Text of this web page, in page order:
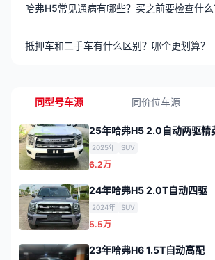
哈弗H5常见通病有哪些？买之前要检查什么
抵押车和二手车有什么区别？哪个更划算？
同型号车源 同价位车源
25年哈弗H5 2.0自动两驱精
2025年 SUV
6.2万
24年哈弗H5 2.0T自动四驱
2024年 SUV
5.5万
23年哈弗H6 1.5T自动高配